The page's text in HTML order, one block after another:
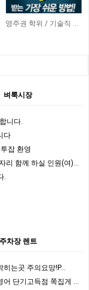
벼룩시장
니다.
다
잡 환영
리 함께 하실 인원(여)…
.
주차장 렌트
는곳 주의요망!P…